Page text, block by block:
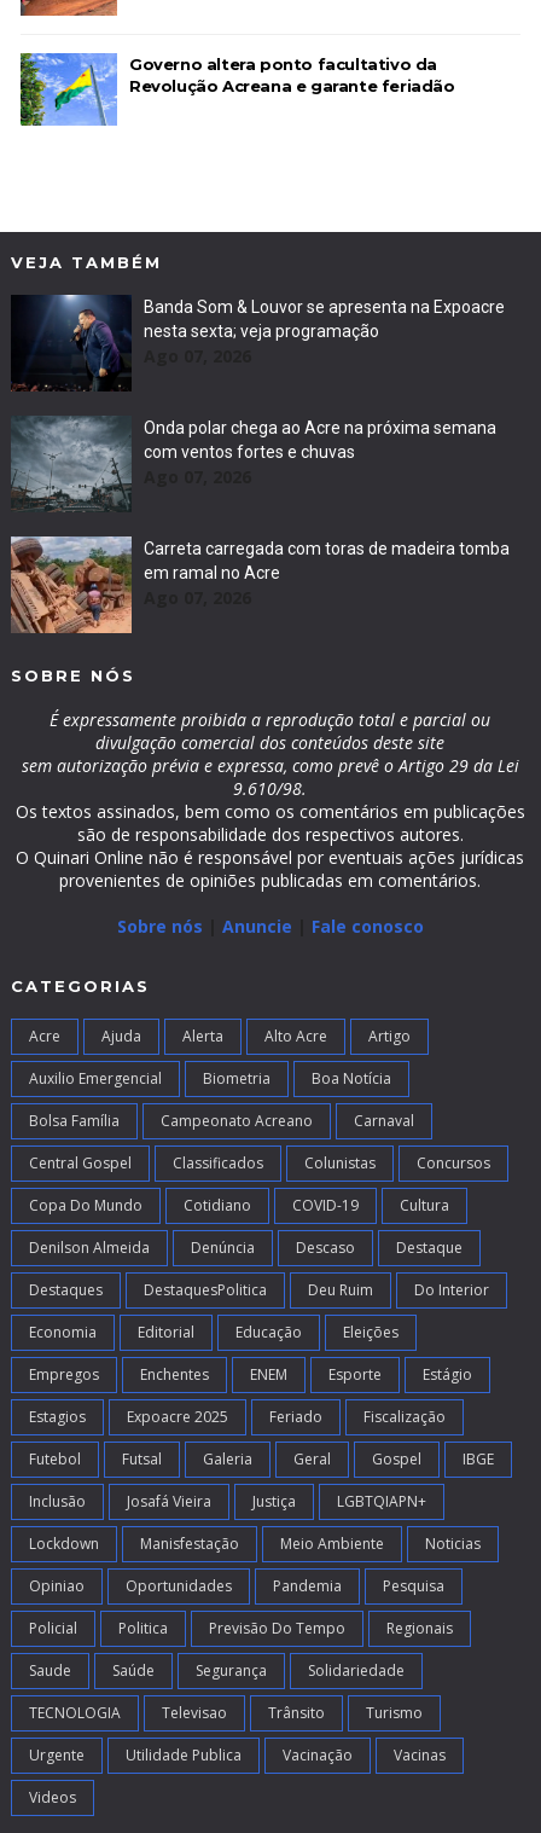
Governo altera ponto facultativo da
Revolução Acreana e garante feriadão
VEJA TAMBÉM
Banda Som & Louvor se apresenta na Expoacre
nesta sexta; veja programação
Onda polar chega ao Acre na próxima semana
com ventos fortes e chuvas
Carreta carregada com toras de madeira tomba
em ramal no Acre
SOBRE NÓS
É expressamente proibida a reprodução total e parcial ou
divulgação comercial dos conteúdos deste site
sem autorização prévia e expressa, como prevê o Artigo 29 da Lei
9.610/98.
Os textos assinados, bem como os comentários em publicações
são de responsabilidade dos respectivos autores.
O Quinari Online não é responsável por eventuais ações jurídicas
provenientes de opiniões publicadas em comentários.
Sobre nós
Anuncie Fale conosco
CATEGORIAS
Acre Ajuda Alerta Alto Acre Artigo
Auxilio Emergencial Biometria Boa Notícia
Bolsa Família Campeonato Acreano Carnaval
Central Gospel Classificados Colunistas Concursos
Copa Do Mundo Cotidiano COVID-19 Cultura
Denilson Almeida Denúncia Descaso Destaque
Destaques DestaquesPolitica Deu Ruim Do Interior
Economia Editorial Educação Eleições
Empregos Enchentes ENEM Esporte Estágio
Estagios Expoacre 2025 Feriado Fiscalização
Futebol Futsal Galeria Geral Gospel IBGE
Inclusão Josafá Vieira Justiça LGBTQIAPN+
Lockdown Manisfestação Meio Ambiente Noticias
Opiniao Oportunidades Pandemia Pesquisa
Policial Politica Previsão Do Tempo Regionais
Saude Saúde Segurança Solidariedade
TECNOLOGIA Televisao Trânsito Turismo
Urgente Utilidade Publica Vacinação Vacinas
Videos